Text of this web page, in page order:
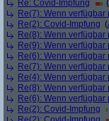
Re: Covid-Impfung
(
Re(7): Wenn verfügbar
Re(2): Covid-Impfung (
Re(8): Wenn verfügbar
Re(9): Wenn verfügbar
Re(6): Wenn verfügbar
Re(7): Wenn verfügbar
Re(4): Wenn verfügbar
Re(8): Wenn verfügbar
Re(6): Wenn verfügbar
Re(2): Covid-Impfung